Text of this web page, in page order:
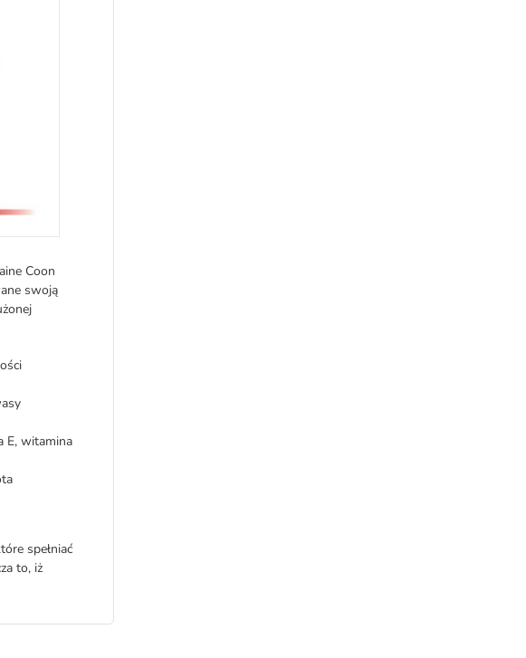
Coon
swoją
E, witamina
spełniać
to, iż